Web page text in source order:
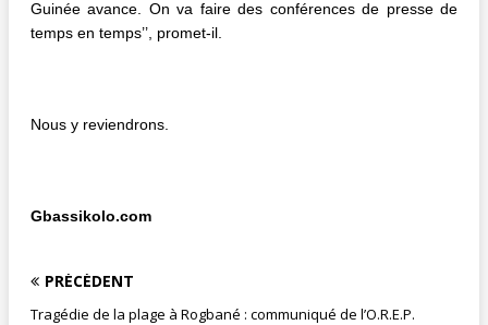
Guinée avance. On va faire des conférences de presse de
temps en temps’’, promet-il.
Nous y reviendrons.
Gbassikolo.com
PRÉCÉDENT
Tragédie de la plage à Rogbané : communiqué de l’O.R.E.P.